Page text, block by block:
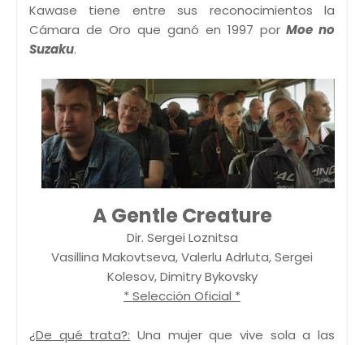
Kawase tiene entre sus reconocimientos la
Cámara de Oro que ganó en 1997 por Moe no
Suzaku.
A Gentle Creature
Dir. Sergei Loznitsa
Vasillina Makovtseva, Valerlu Adrluta, Sergei
Kolesov, Dimitry Bykovsky
* Selección Oficial *
¿De qué trata?: Una mujer que vive sola a las